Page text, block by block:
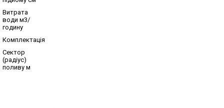
Витрата
води м3/
годину
Комплектація
Сектор
(радіус)
поливу м